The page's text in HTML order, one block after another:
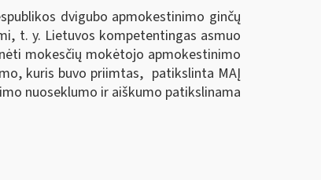
dvigubo apmokestinimo ginčų
t. y. Lietuvos kompetentingas asmuo
mokesčių mokėtojo apmokestinimo
kuris buvo priimtas, patikslinta MAĮ
nuoseklumo ir aiškumo patikslinama